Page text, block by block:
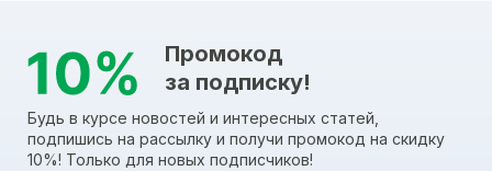
Промокод
за подписку!
Будь в курсе новостей и интересных статей,
подпишись на рассылку и получи промокод на скидку
10%! Только для новых подписчиков!